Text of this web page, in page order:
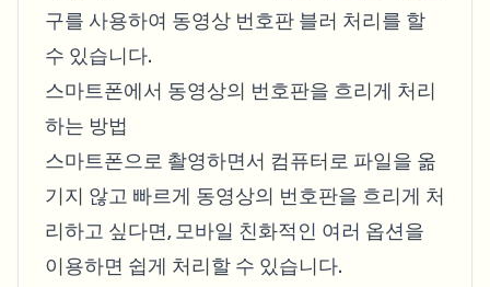
구를 사용하여 동영상 번호판 블러 처리를 할
수 있습니다.
스마트폰에서 동영상의 번호판을 흐리게 처리
하는 방법
스마트폰으로 촬영하면서 컴퓨터로 파일을 옮
기지 않고 빠르게 동영상의 번호판을 흐리게 처
리하고 싶다면, 모바일 친화적인 여러 옵션을
이용하면 쉽게 처리할 수 있습니다.